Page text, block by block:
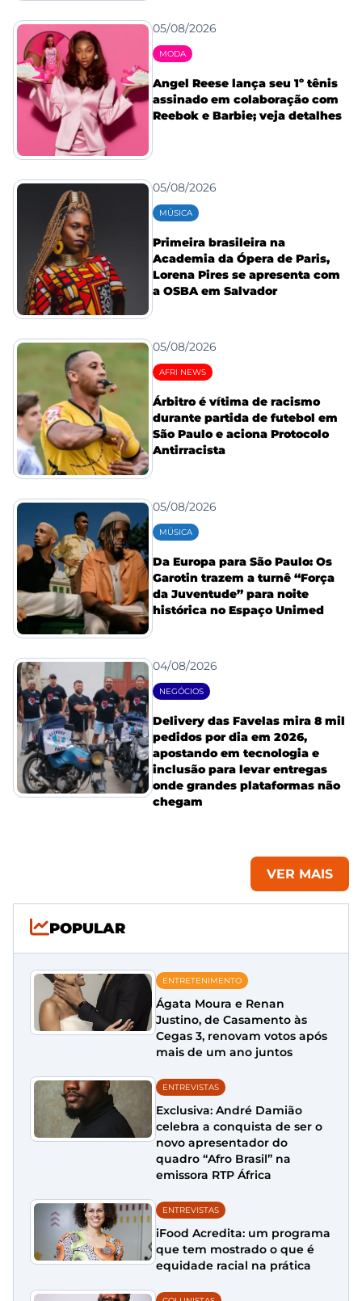
05/08/2026
MODA
Angel Reese lança seu 1º tênis
assinado em colaboração com
Reebok e Barbie; veja detalhes
05/08/2026
MÚSICA
Primeira brasileira na
Academia da Ópera de Paris,
Lorena Pires se apresenta com
a OSBA em Salvador
05/08/2026
AFRI NEWS
Árbitro é vítima de racismo
durante partida de futebol em
São Paulo e aciona Protocolo
Antirracista
05/08/2026
MÚSICA
Da Europa para São Paulo: Os
Garotin trazem a turnê “Força
da Juventude” para noite
histórica no Espaço Unimed
04/08/2026
NEGÓCIOS
Delivery das Favelas mira 8 mil
pedidos por dia em 2026,
apostando em tecnologia e
inclusão para levar entregas
onde grandes plataformas não
chegam
VER MAIS
POPULAR
ENTRETENIMENTO
Ágata Moura e Renan
Justino, de Casamento às
Cegas 3, renovam votos após
mais de um ano juntos
ENTREVISTAS
Exclusiva: André Damião
celebra a conquista de ser o
novo apresentador do
quadro “Afro Brasil” na
emissora RTP África
ENTREVISTAS
iFood Acredita: um programa
que tem mostrado o que é
equidade racial na prática